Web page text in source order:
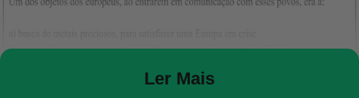
Ler Mais